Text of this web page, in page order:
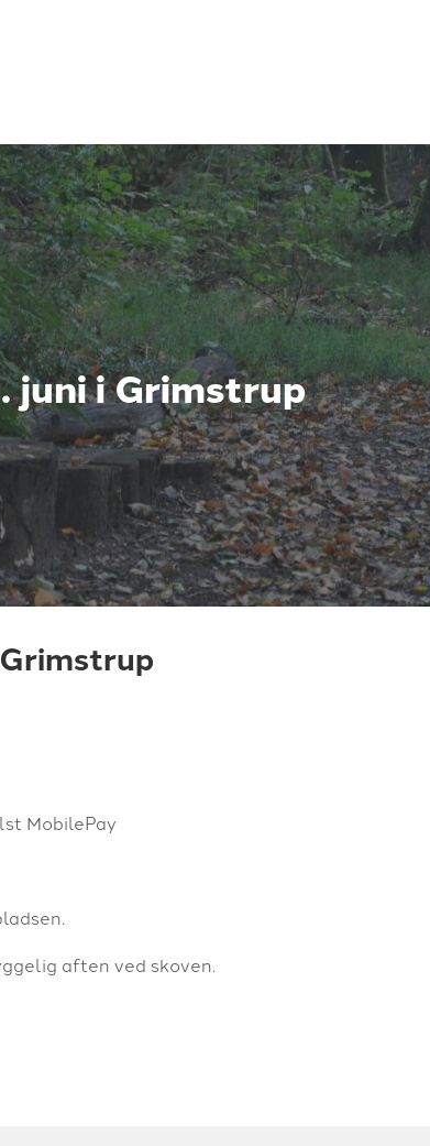
juni i Grimstrup
MobilePay
aften ved skoven.